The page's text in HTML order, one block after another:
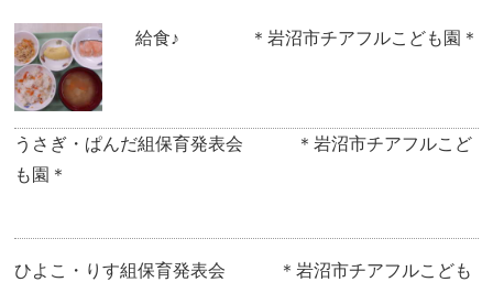
給食♪ ＊岩沼市チアフルこども園＊
うさぎ・ぱんだ組保育発表会 ＊岩沼市チアフルこど
も園＊
ひよこ・りす組保育発表会 ＊岩沼市チアフルこども